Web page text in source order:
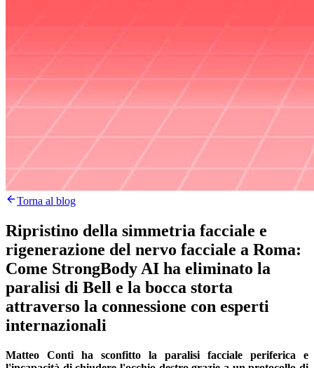
Torna al blog
Ripristino della simmetria facciale e
rigenerazione del nervo facciale a Roma:
Come StrongBody AI ha eliminato la
paralisi di Bell e la bocca storta
attraverso la connessione con esperti
internazionali
Matteo Conti ha sconfitto la paralisi facciale periferica e